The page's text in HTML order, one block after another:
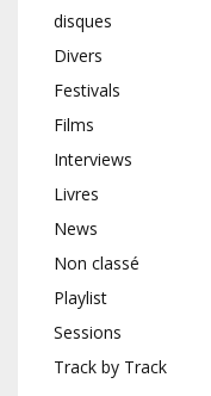
disques
Divers
Festivals
Films
Interviews
Livres
News
Non classé
Playlist
Sessions
Track by Track